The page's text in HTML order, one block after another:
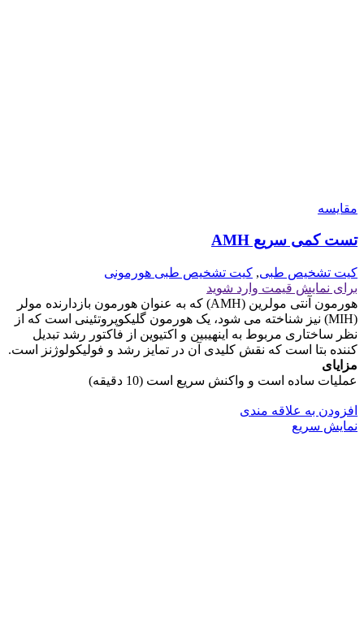
مقايسه
تست کمی سریع AMH
کیت تشخیص طبی, کیت تشخیص طبی هورمونی
برای نمایش قیمت وارد شوید
هورمون آنتی مولرین (AMH) که به عنوان هورمون بازدارنده مولر
(MIH) نیز شناخته می شود، یک هورمون گلیکوپروتئینی است که از
نظر ساختاری مربوط به اینهیبین و اکتیوین از فاکتور رشد تبدیل
کننده بتا است که نقش کلیدی آن در تمایز رشد و فولیکولوژنز است.
مزایای
عملیات ساده است و واکنش سریع است (10 دقیقه)
افزودن به علاقه مندی
نمایش سریع